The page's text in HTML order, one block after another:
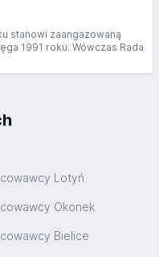
stanowi zaangażowaną
1991 roku. Wówczas Rada
Lotyń
Okonek
Bielice